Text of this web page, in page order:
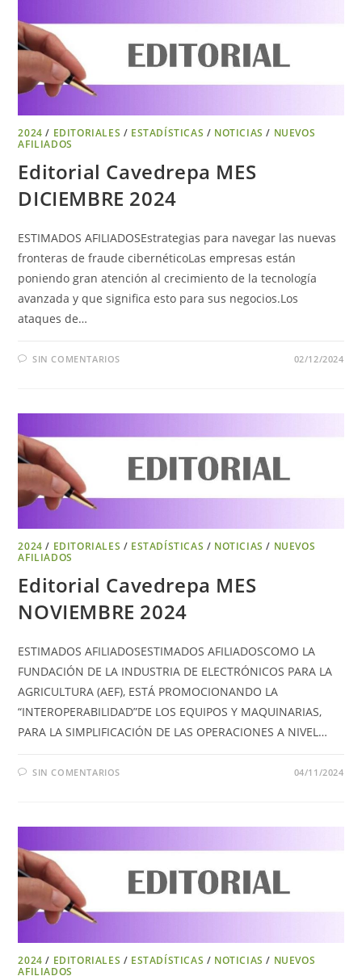
2024 / EDITORIALES / ESTADÍSTICAS / NOTICIAS / NUEVOS
AFILIADOS
Editorial Cavedrepa MES
DICIEMBRE 2024
ESTIMADOS AFILIADOSEstrategias para navegar las nuevas
fronteras de fraude cibernéticoLas empresas están
poniendo gran atención al crecimiento de la tecnología
avanzada y que significa esto para sus negocios.Los
ataques de…
SIN COMENTARIOS 02/12/2024
2024 / EDITORIALES / ESTADÍSTICAS / NOTICIAS / NUEVOS
AFILIADOS
Editorial Cavedrepa MES
NOVIEMBRE 2024
ESTIMADOS AFILIADOSESTIMADOS AFILIADOSCOMO LA
FUNDACIÓN DE LA INDUSTRIA DE ELECTRÓNICOS PARA LA
AGRICULTURA (AEF), ESTÁ PROMOCIONANDO LA
“INTEROPERABILIDAD”DE LOS EQUIPOS Y MAQUINARIAS,
PARA LA SIMPLIFICACIÓN DE LAS OPERACIONES A NIVEL…
SIN COMENTARIOS 04/11/2024
2024 / EDITORIALES / ESTADÍSTICAS / NOTICIAS / NUEVOS
AFILIADOS